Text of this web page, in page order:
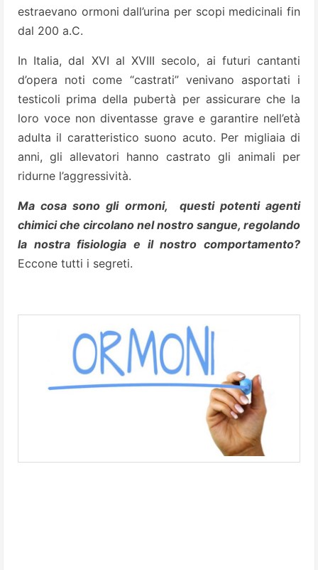
estraevano ormoni dall’urina per scopi medicinali fin
dal 200 a.C.
In Italia, dal XVI al XVIII secolo, ai futuri cantanti
d’opera noti come “castrati” venivano asportati i
testicoli prima della pubertà per assicurare che la
loro voce non diventasse grave e garantire nell’età
adulta il caratteristico suono acuto. Per migliaia di
anni, gli allevatori hanno castrato gli animali per
ridurne l’aggressività.
Ma cosa sono gli ormoni, questi potenti agenti
chimici che circolano nel nostro sangue, regolando
la nostra fisiologia e il nostro comportamento?
Eccone tutti i segreti.